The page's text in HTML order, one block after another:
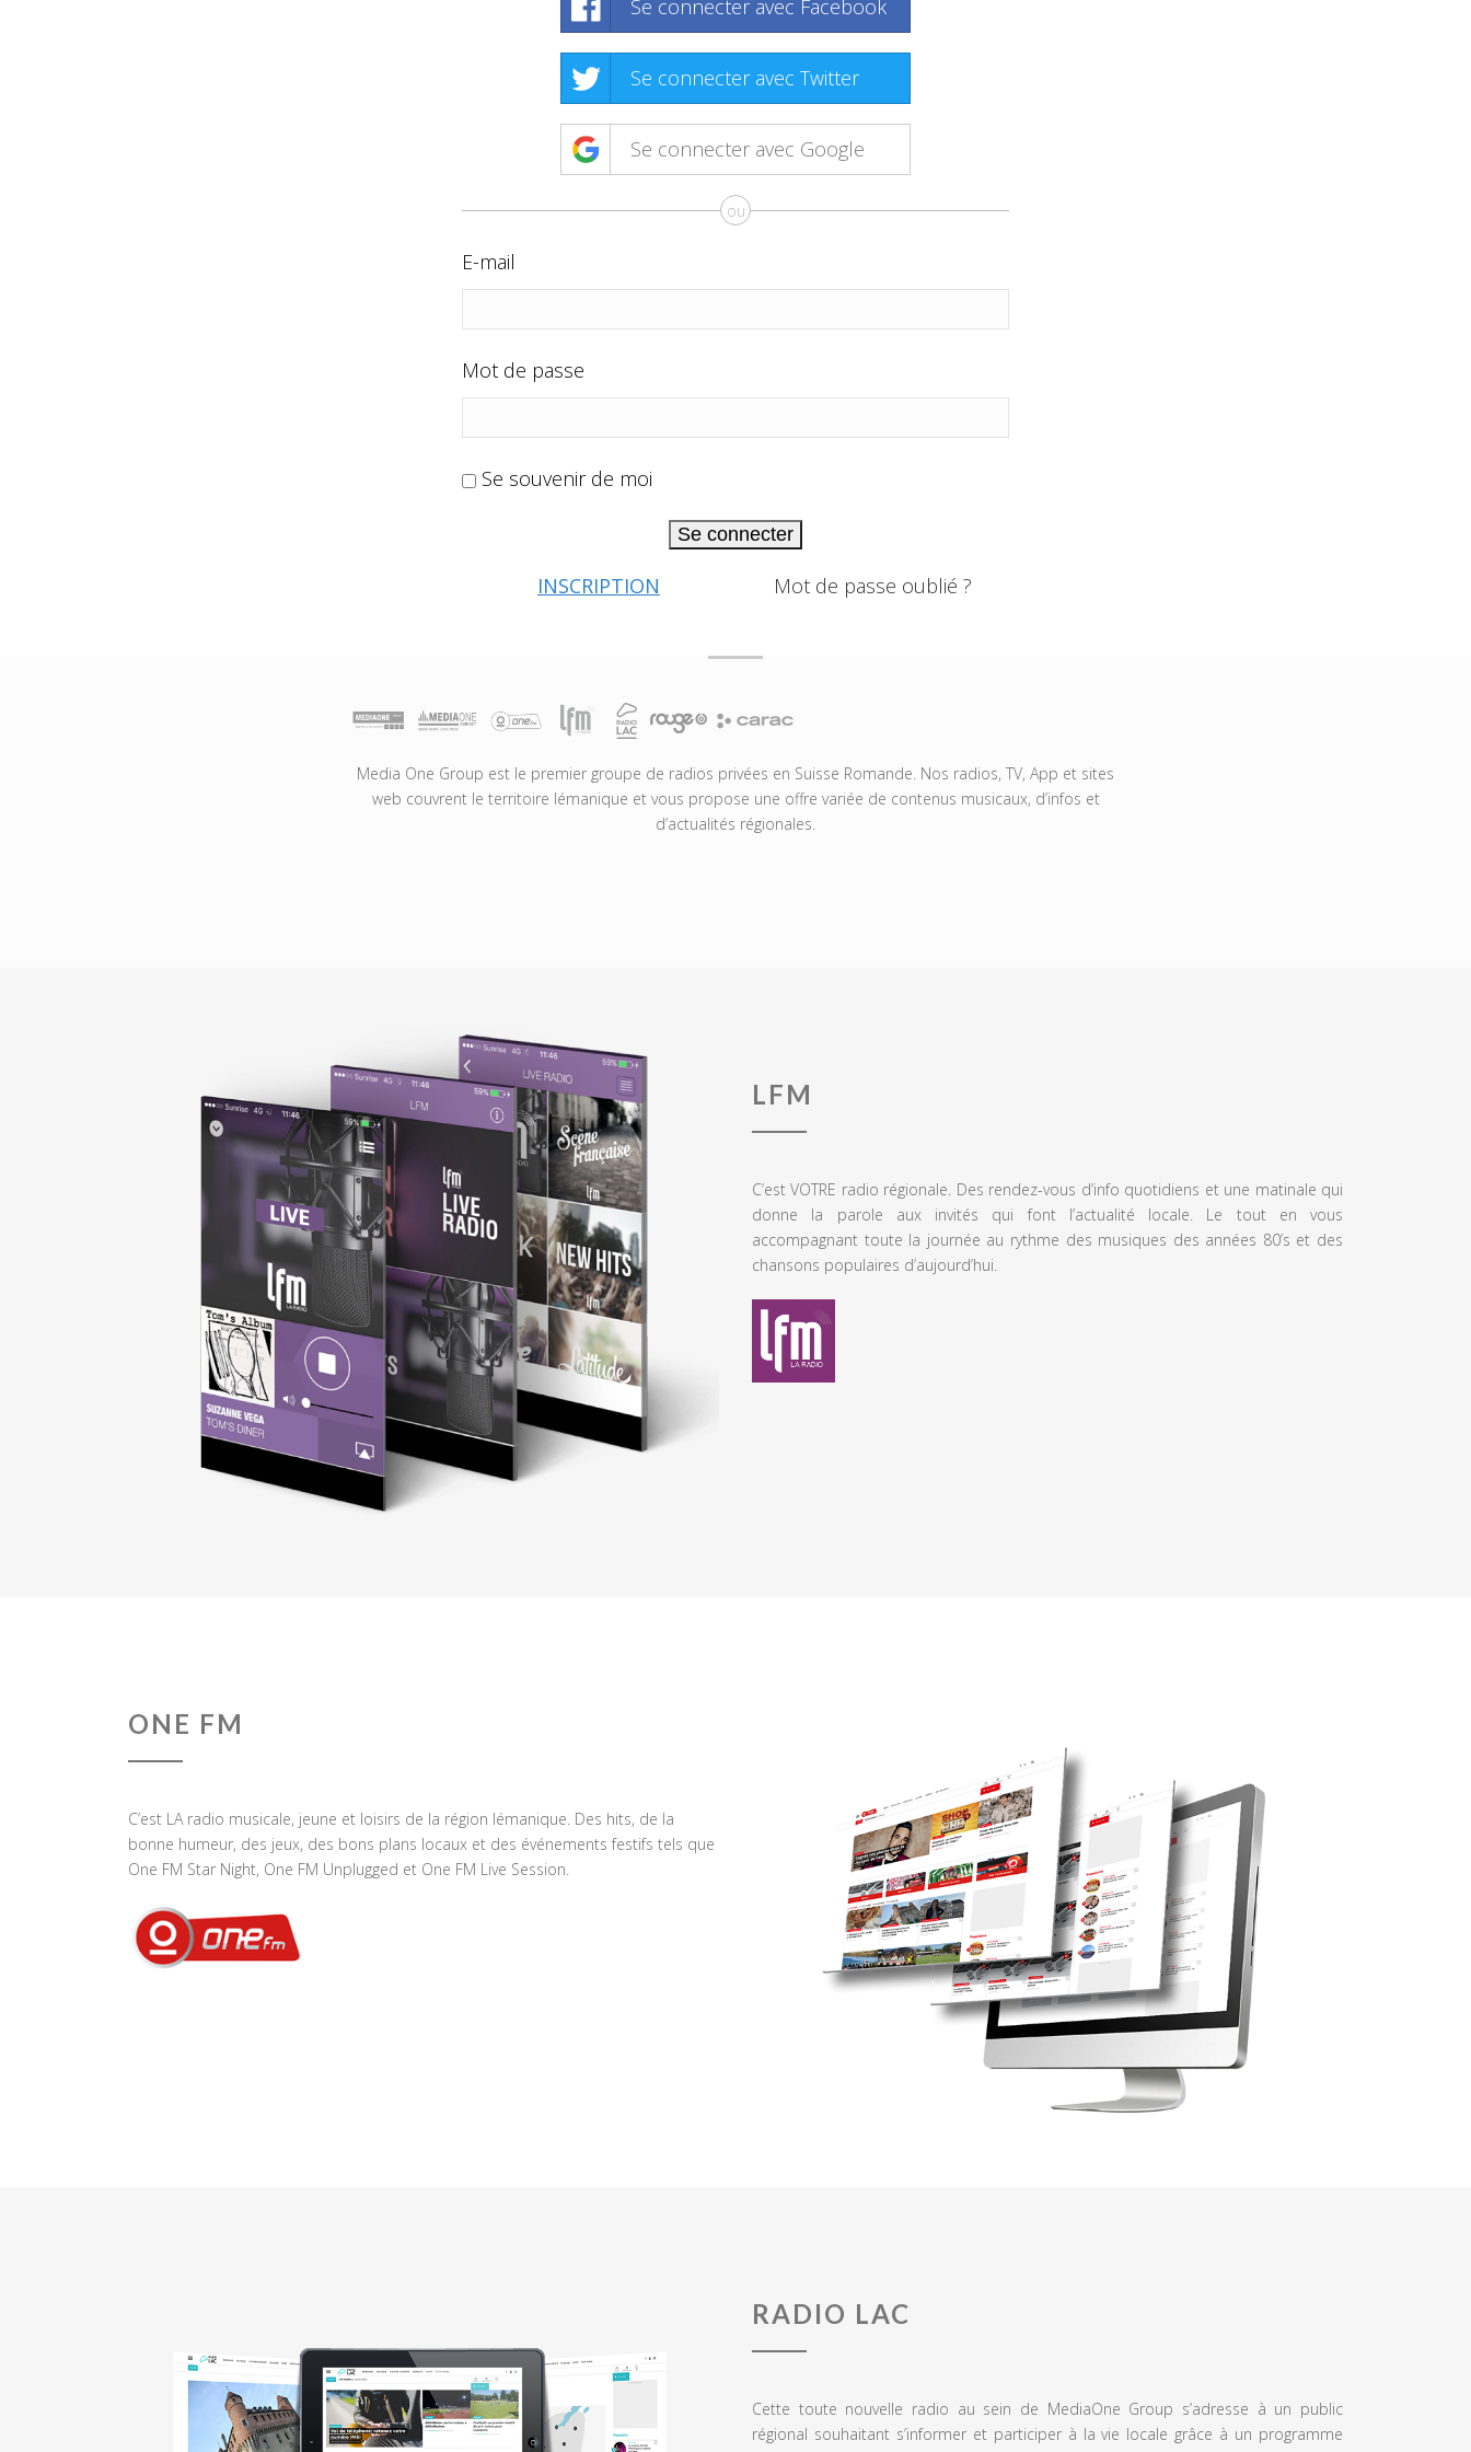
Se connecter avec Facebook
Se connecter avec Twitter
Se connecter avec Google
ou
E-mail
Mot de passe
Se souvenir de moi
Se connecter
INSCRIPTION Mot de passe oublié ?
Media One Group est le premier groupe de radios privées en Suisse Romande. Nos radios, TV, App et sites
web couvrent le territoire lémanique et vous propose une offre variée de contenus musicaux, d’infos et
d’actualités régionales.
LFM
C’est VOTRE radio régionale. Des rendez-vous d’info quotidiens et une matinale qui
donne la parole aux invités qui font l’actualité locale. Le tout en vous
accompagnant toute la journée au rythme des musiques des années 80’s et des
chansons populaires d’aujourd’hui.
ONE FM
C’est LA radio musicale, jeune et loisirs de la région lémanique. Des hits, de la
bonne humeur, des jeux, des bons plans locaux et des événements festifs tels que
One FM Star Night, One FM Unplugged et One FM Live Session.
RADIO LAC
Cette toute nouvelle radio au sein de MediaOne Group s’adresse à un public
régional souhaitant s’informer et participer à la vie locale grâce à un programme